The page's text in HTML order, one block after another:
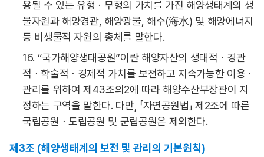
용될 수 있는 유형ㆍ무형의 가치를 가진 해양생태계의 생
물자원과 해양경관, 해양광물, 해수(海水) 및 해양에너지
등 비생물적 자원의 총체를 말한다.
16. “국가해양생태공원”이란 해양자산의 생태적ㆍ경관
적ㆍ학술적ㆍ경제적 가치를 보전하고 지속가능한 이용ㆍ
관리를 위하여 제43조의2에 따라 해양수산부장관이 지
정하는 구역을 말한다. 다만, 「자연공원법」 제2조에 따른
국립공원ㆍ도립공원 및 군립공원은 제외한다.
제3조 (해양생태계의 보전 및 관리의 기본원칙)